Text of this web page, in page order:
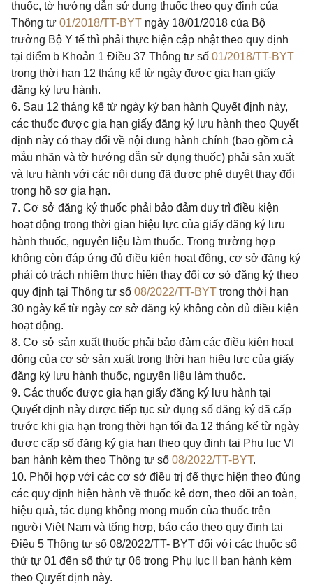
thuốc, tờ hướng dẫn sử dụng thuốc theo quy định của
Thông tư 01/2018/TT-BYT ngày 18/01/2018 của Bộ
trưởng Bộ Y tế thì phải thực hiện cập nhật theo quy định
tại điểm b Khoản 1 Điều 37 Thông tư số 01/2018/TT-BYT
trong thời hạn 12 tháng kể từ ngày được gia hạn giấy
đăng ký lưu hành.
6. Sau 12 tháng kể từ ngày ký ban hành Quyết định này,
các thuốc được gia hạn giấy đăng ký lưu hành theo Quyết
định này có thay đổi về nội dung hành chính (bao gồm cả
mẫu nhãn và tờ hướng dẫn sử dụng thuốc) phải sản xuất
và lưu hành với các nội dung đã được phê duyệt thay đổi
trong hồ sơ gia hạn.
7. Cơ sở đăng ký thuốc phải bảo đảm duy trì điều kiện
hoạt động trong thời gian hiệu lực của giấy đăng ký lưu
hành thuốc, nguyên liệu làm thuốc. Trong trường hợp
không còn đáp ứng đủ điều kiện hoạt động, cơ sở đăng ký
phải có trách nhiệm thực hiện thay đổi cơ sở đăng ký theo
quy định tại Thông tư số 08/2022/TT-BYT trong thời hạn
30 ngày kể từ ngày cơ sở đăng ký không còn đủ điều kiện
hoạt động.
8. Cơ sở sản xuất thuốc phải bảo đảm các điều kiện hoạt
động của cơ sở sản xuất trong thời hạn hiệu lực của giấy
đăng ký lưu hành thuốc, nguyên liệu làm thuốc.
9. Các thuốc được gia hạn giấy đăng ký lưu hành tại
Quyết định này được tiếp tục sử dụng số đăng ký đã cấp
trước khi gia hạn trong thời hạn tối đa 12 tháng kể từ ngày
được cấp số đăng ký gia hạn theo quy định tại Phụ lục VI
ban hành kèm theo Thông tư số 08/2022/TT-BYT.
10. Phối hợp với các cơ sở điều trị để thực hiện theo đúng
các quy định hiện hành về thuốc kê đơn, theo dõi an toàn,
hiệu quả, tác dụng không mong muốn của thuốc trên
người Việt Nam và tổng hợp, báo cáo theo quy định tại
Điều 5 Thông tư số 08/2022/TT- BYT đối với các thuốc số
thứ tự 01 đến số thứ tự 06 trong Phụ lục II ban hành kèm
theo Quyết định này.